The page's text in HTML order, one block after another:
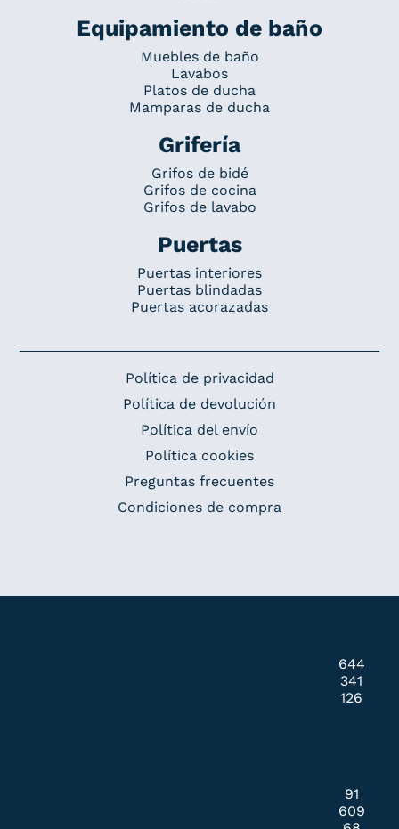
Equipamiento de baño
Muebles de baño
Lavabos
Platos de ducha
Mamparas de ducha
Grifería
Grifos de bidé
Grifos de cocina
Grifos de lavabo
Puertas
Puertas interiores
Puertas blindadas
Puertas acorazadas
Política de privacidad
Política de devolución
Política del envío
Política cookies
Preguntas frecuentes
Condiciones de compra
644
341
126
91
609